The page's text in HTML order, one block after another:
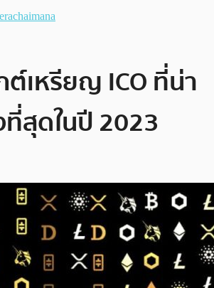
ต์เหรียญ ICO ที่น่า
สุดในปี 2023